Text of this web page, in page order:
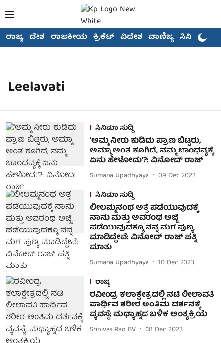
ರಾಜ್ಯ ದೇಶ ರಾಜಕೀಯ ಕ್ರಿಕೆಟ್ ವಿದೇಶ ವಾಣಿಜ್ಯ ಸಿನಿಮಾ
Leelavati
ಸಿನಿಮಾ ಸುದ್ದಿ
'ಅಮ್ಮ ನೀರು ಕುಡಿದು ಪ್ರಾಣ ಬಿಟ್ಟರು,
ಅಮ್ಮಾ ಅಂತ ಕೂಗಿದೆ, ನಮ್ಮ ಬಾಂಧವ್ಯಕ್ಕೆ
ಏನು ಹೇಳೋದು'?: ವಿನೋದ್ ರಾಜ್
Sumana Upadhyaya
09 Dec 2023
ಸಿನಿಮಾ ಸುದ್ದಿ
ಲೀಲಮ್ಮನಂಥ ಅತ್ತೆ ಪಡೆಯುವುದಕ್ಕೆ
ನಾನು ಮತ್ತು ಅವರಂಥ ಅಜ್ಜಿ
ಪಡೆಯುವುದಕ್ಕೂ ನನ್ನ ಮಗ ಪುಣ್ಯ
ಮಾಡಿದ್ದೇವೆ: ವಿನೋದ್ ರಾಜ್ ಪತ್ನಿ
ಮಾತು
Sumana Upadhyaya
10 Dec 2023
ರಾಜ್ಯ
ರವೀಂದ್ರ ಕಲಾಕ್ಷೇತ್ರದಲ್ಲಿ ನಟಿ ಲೀಲಾವತಿ
ಪಾರ್ಥಿವ ಶರೀರ ಅಂತಿಮ ದರ್ಶನಕ್ಕೆ
ವ್ಯವಸ್ಥೆ; ಮಧ್ಯಾಹ್ನದ ಬಳಿಕ ಅಂತ್ಯಕ್ರಿಯೆ
Srinivas Rao BV
08 Dec 2023